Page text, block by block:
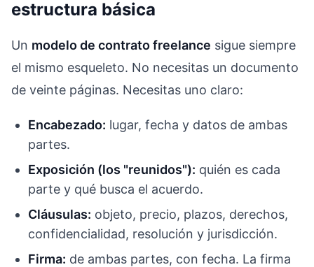
estructura básica
Un modelo de contrato freelance sigue siempre
el mismo esqueleto. No necesitas un documento
de veinte páginas. Necesitas uno claro:
Encabezado: lugar, fecha y datos de ambas
partes.
Exposición (los "reunidos"): quién es cada
parte y qué busca el acuerdo.
Cláusulas: objeto, precio, plazos, derechos,
confidencialidad, resolución y jurisdicción.
Firma: de ambas partes, con fecha. La firma